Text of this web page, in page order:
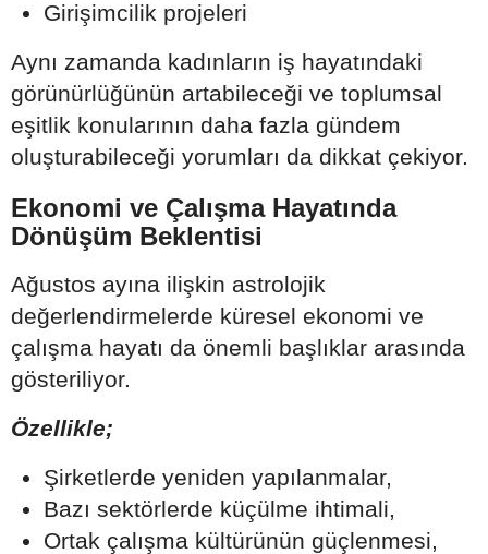
Girişimcilik projeleri
Aynı zamanda kadınların iş hayatındaki
görünürlüğünün artabileceği ve toplumsal
eşitlik konularının daha fazla gündem
oluşturabileceği yorumları da dikkat çekiyor.
Ekonomi ve Çalışma Hayatında
Dönüşüm Beklentisi
Ağustos ayına ilişkin astrolojik
değerlendirmelerde küresel ekonomi ve
çalışma hayatı da önemli başlıklar arasında
gösteriliyor.
Özellikle;
Şirketlerde yeniden yapılanmalar,
Bazı sektörlerde küçülme ihtimali,
Ortak çalışma kültürünün güçlenmesi,